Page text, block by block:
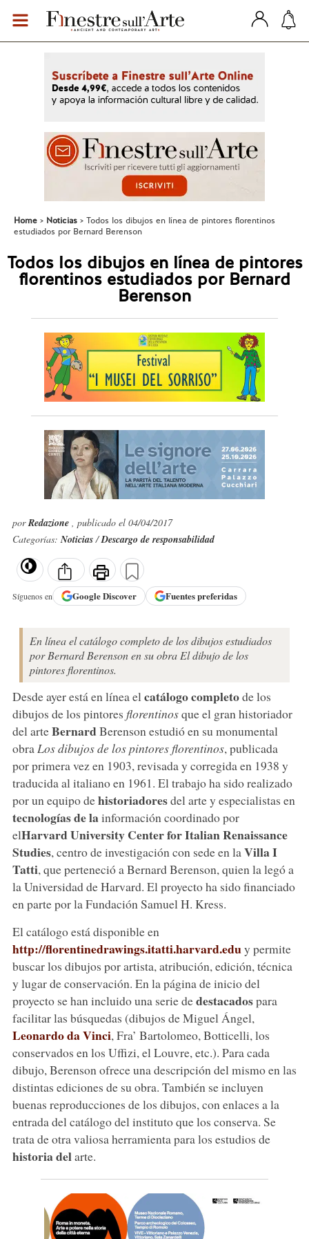
Home Noticias
Todos los dibujos en línea de pintores florentinos
estudiados por Bernard Berenson
Todos los dibujos en línea de pintores
florentinos estudiados por Bernard
Berenson
porRedazione , publicado el 04/04/2017
Categorías:Noticias/Descargo de responsabilidad
Síguenos en GoogleDiscover Fuentes preferidas
En línea el catálogo completo de los dibujos estudiados
por Bernard Berenson en su obra El dibujo de los
pintores florentinos.
Desde ayer está en línea el catálogo completode los
dibujos de los pintores florentinosque el gran historiador
del arteBernardBerenson estudió en su monumental
obra Los dibujos de los pintores florentinos, publicada
por primera vez en 1903, revisada y corregida en 1938 y
traducida al italiano en 1961. El trabajo ha sido realizado
por un equipo dehistoriadoresdel arte y especialistas en
tecnologías de lainformación coordinado por
elHarvard University Center for Italian Renaissance
Studies, centro de investigación con sede en la Villa I
Tatti, que perteneció a Bernard Berenson, quien la legó a
la Universidad de Harvard. El proyecto ha sido financiado
en parte por la Fundación Samuel H. Kress.
El catálogo está disponible en
http://florentinedrawings.itatti.harvard.eduy permite
buscar los dibujos por artista, atribución, edición, técnica
y lugar de conservación. En la página de inicio del
proyecto se han incluido una serie dedestacadospara
facilitar las búsquedas (dibujos de Miguel Ángel,
Leonardo da Vinci, Fra’ Bartolomeo, Botticelli, los
conservados en los Uffizi, el Louvre, etc.). Para cada
dibujo, Berenson ofrece una descripción del mismo en las
distintas ediciones de su obra. También se incluyen
buenas reproducciones de los dibujos, con enlaces a la
entrada del catálogo del instituto que los conserva. Se
trata de otra valiosa herramienta para los estudios de
historia delarte.